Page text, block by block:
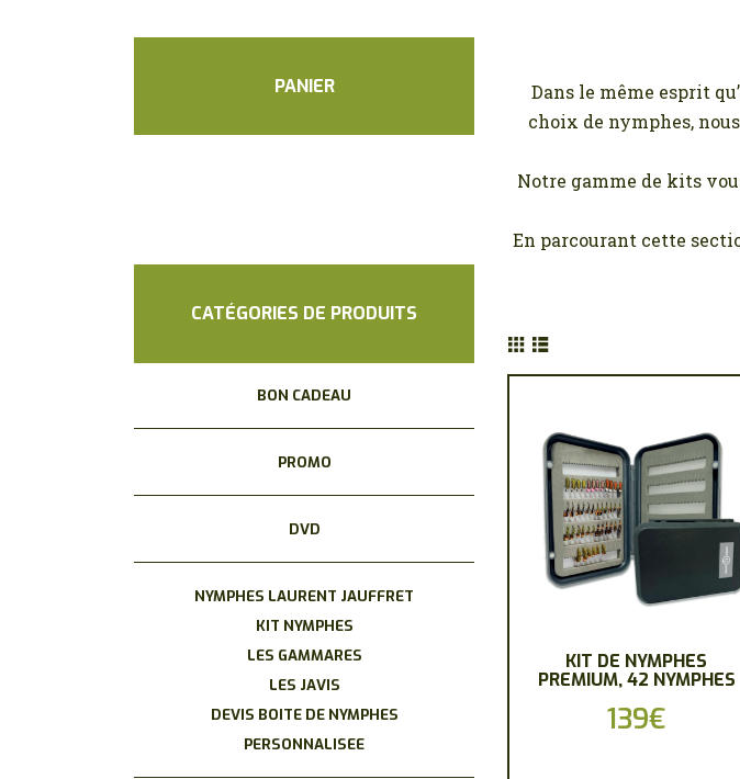
Dans le même esprit
choix de nymphes,
Notre gamme de kits
En parcourant cette
KIT DE NYMPHES
PREMIUM, 42 NYMPHES
139€
PANIER
CATÉGORIES DE PRODUITS
BON CADEAU
PROMO
DVD
NYMPHES LAURENT JAUFFRET
KIT NYMPHES
LES GAMMARES
LES JAVIS
DEVIS BOITE DE NYMPHES
PERSONNALISEE